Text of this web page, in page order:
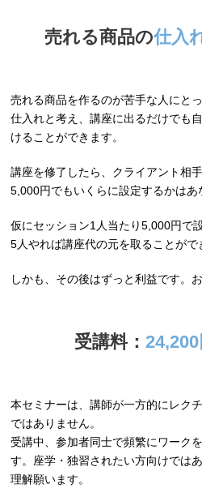
売れる商品の仕入
売れる商品を作るのが苦手な人にとっ
仕入れと考え、講座に出るだけでも
けることができます。
講座を修了したら、クライアント相
5,000円でもいくらに設定するかはあ
仮にセッション1人当たり5,000円で
5人やれば講座代の元を取ることがで
しかも、その後はずっと利益です。
受講料： 24,200
本セミナーは、講師が一方的にレク
ではありません。
受講中、参加者同士で頻繁にワーク
す。座学・独習されたい方向けでは
理解願います。